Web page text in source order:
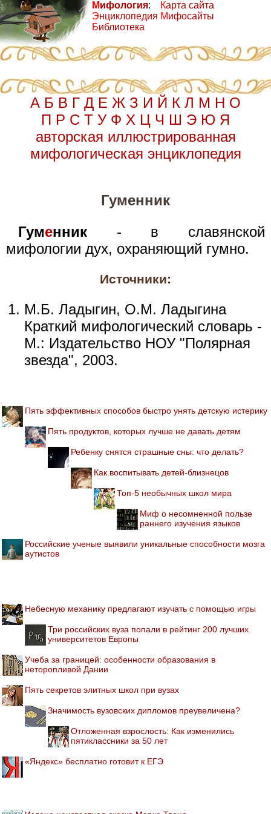
Мифология:
Энциклопедия
Библиотека
Карта сайта
Мифосайты
А Б В Г Д Е Ж З И Й К Л М Н О
П Р С Т У Ф Х Ц Ч Ш Э Ю Я
авторская иллюстрированная
мифологическая энциклопедия
Гуменник
Гуменник - в славянской
мифологии дух, охраняющий гумно.
Источники:
М.Б. Ладыгин, О.М. Ладыгина
Краткий мифологический словарь -
М.: Издательство НОУ "Полярная
звезда", 2003.
Пять эффективных способов быстро унять детскую истерику
Пять продуктов, которых лучше не давать детям
Ребенку снятся страшные сны: что делать?
Как воспитывать детей-близнецов
Топ-5 необычных школ мира
Миф о несомненной пользе
раннего изучения языков
Российские ученые выявили уникальные способности мозга
аутистов
Небесную механику предлагают изучать с помощью игры
Три российских вуза попали в рейтинг 200 лучших
университетов Европы
Учеба за границей: особенности образования в
неторопливой Дании
Пять секретов элитных школ при вузах
Значимость вузовских дипломов преувеличена?
Отложенная взрослость: Как изменились
пятиклассники за 50 лет
«Яндекс» бесплатно готовит к ЕГЭ